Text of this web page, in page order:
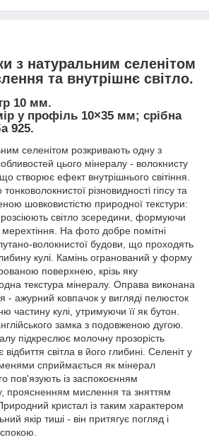
з натуральним селенітом
та внутрішнє світло.
10 мм.
у профіль 10×35 мм; срібна
925.
селенітом розкривають одну з
цього мінералу - волокнисту
створює ефект внутрішнього світіння.
різновидності гіпсу та
шовковистістю природної текстури:
світло зсередини, формуючи
На фото добре помітні
волокнистої будови, що проходять
кулі. Камінь огранований у форму
поверхнею, крізь яку
текстура мінералу. Оправа виконана
- ажурний ковпачок у вигляді пелюсток
частину кулі, утримуючи її як бутон.
замка з подовженою дугою.
підкреслює молочну прозорість
світла в його глибині. Селеніт у
сприймається як мінерал
пов'язують із заспокоєнням
проясненням мислення та зняттям
кристал із таким характером
якір тиші - він притягує погляд і